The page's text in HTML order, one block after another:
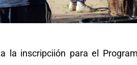
la inscripciión para el